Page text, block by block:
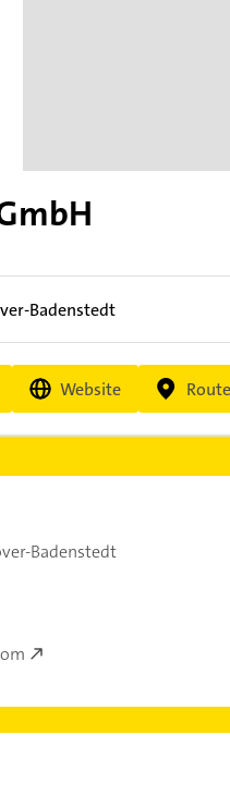
Badenstedt
Website Route
Badenstedt